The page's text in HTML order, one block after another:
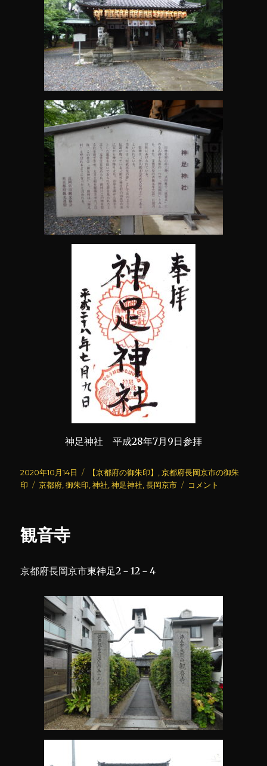
神足神社 平成28年7月9日参拝
投
稿
2020年10月14日
カ
テ
【京都府の御朱印】 ,京都府長岡京市の御朱
印
タ
京都府 ,御朱印 ,神社 ,神足神社 ,長岡京市
神
コメント
観音寺
京都府長岡京市東神足2－12－4